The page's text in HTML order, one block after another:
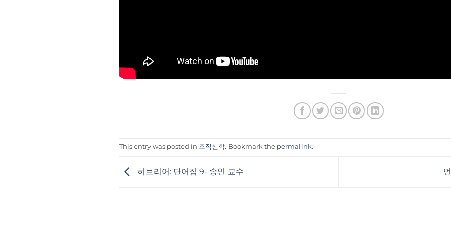
This entry was posted in 조직신학. Bookmark the permalink.
히브리어: 단어집 9- 송인 교수